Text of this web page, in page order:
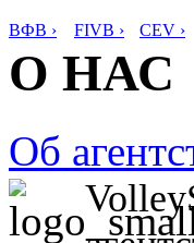
ВФВ › FIVB › CEV ›
О НАС
Об